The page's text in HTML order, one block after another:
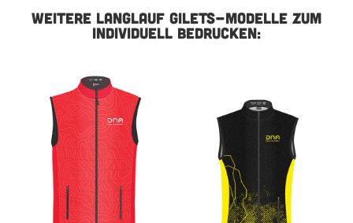
WEITERE LANGLAUF GILETS-MODELLE ZUM
INDIVIDUELL BEDRUCKEN: